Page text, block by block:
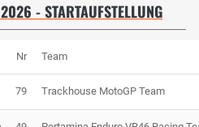
- STARTAUFSTELLUNG
Nr Team
79 Trackhouse MotoGP Team